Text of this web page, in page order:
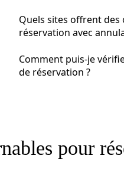
Quels sites offrent des
réservation avec
Comment puis-je
de réservation ?
pour